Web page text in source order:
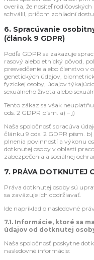
overila, že nositeľ
schválil, pričom zohľadní
6. Spracúvanie
(článok 9 GDPR)
Podľa GDPR sa zakazuje
rasový alebo etnický pôvod,
presvedčenie alebo členstvo v
genetických údajov,
fyzickej osoby, údajov
sexuálneho života alebo
Tento zákaz sa však
ods. 2 GDPR písm. a) – j)
Naša spoločnosť spracúva
článku 9 ods. 2 GDPR písm.
plnenia povinností a výkonu
dotknutej osoby v oblasti
zabezpečenia a sociálnej
7. PRÁVA DOTKNUTEJ
Práva dotknutej osoby sú
sa zaväzuje ich dodržiavať.
Ide napríklad o nasledovné
7.1. Informácie, ktoré sa
údajov od dotknutej osoby
Naša spoločnosť poskytne
nasledovné informácie: